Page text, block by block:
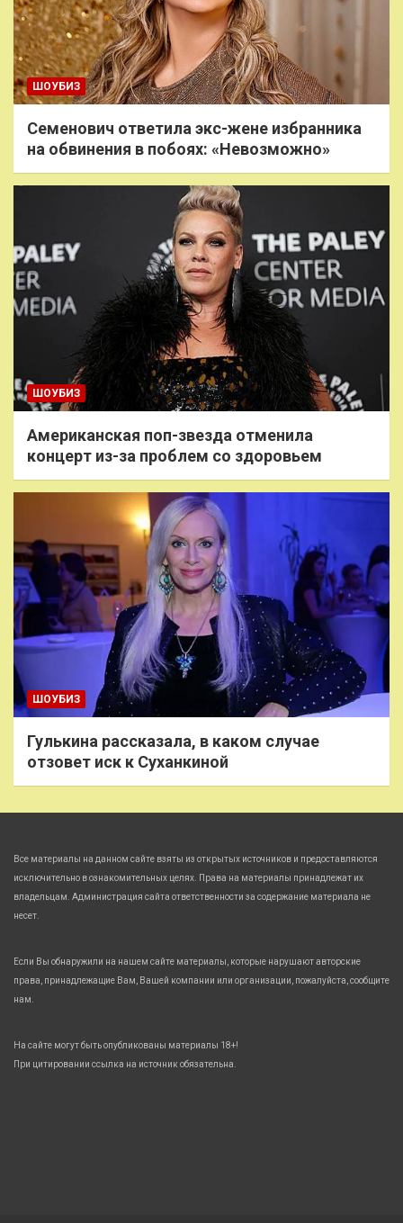
ШОУБИЗ
Семенович ответила экс-жене избранника
на обвинения в побоях: «Невозможно»
ШОУБИЗ
Американская поп-звезда отменила
концерт из-за проблем со здоровьем
ШОУБИЗ
Гулькина рассказала, в каком случае
отзовет иск к Суханкиной
Все материалы на данном сайте взяты из открытых источников и предоставляются
исключительно в ознакомительных целях. Права на материалы принадлежат их
владельцам. Администрация сайта ответственности за содержание материала не
несет.
Если Вы обнаружили на нашем сайте материалы, которые нарушают авторские
права, принадлежащие Вам, Вашей компании или организации, пожалуйста, сообщите
нам.
На сайте могут быть опубликованы материалы 18+!
При цитировании ссылка на источник обязательна.